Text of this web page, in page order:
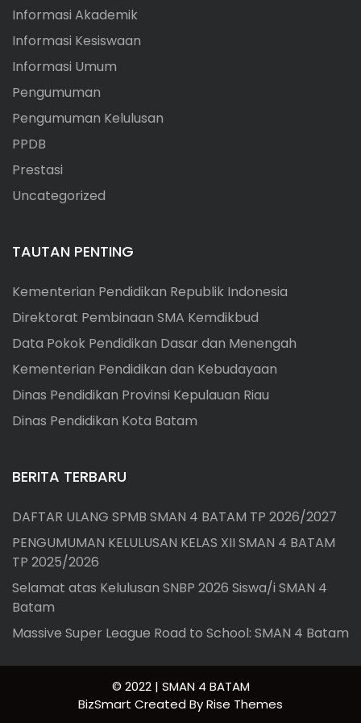
Informasi Akademik
Informasi Kesiswaan
Informasi Umum
Pengumuman
Pengumuman Kelulusan
PPDB
Prestasi
Uncategorized
TAUTAN PENTING
Kementerian Pendidikan Republik Indonesia
Direktorat Pembinaan SMA Kemdikbud
Data Pokok Pendidikan Dasar dan Menengah
Kementerian Pendidikan dan Kebudayaan
Dinas Pendidikan Provinsi Kepulauan Riau
Dinas Pendidikan Kota Batam
BERITA TERBARU
DAFTAR ULANG SPMB SMAN 4 BATAM TP 2026/2027
PENGUMUMAN KELULUSAN KELAS XII SMAN 4 BATAM
TP 2025/2026
Selamat atas Kelulusan SNBP 2026 Siswa/i SMAN 4
Batam
Massive Super League Road to School: SMAN 4 Batam
© 2022 | SMAN 4 BATAM
BizSmart Created ByRise Themes